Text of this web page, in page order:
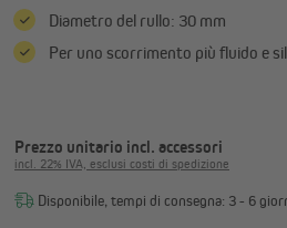
Diametro del rullo: 30 mm
Per uno scorrimento più fluido e
Prezzo unitario incl. accessori
incl. 22% IVA, esclusi costi di spedizione
Disponibile, tempi di consegna: 3 - 6